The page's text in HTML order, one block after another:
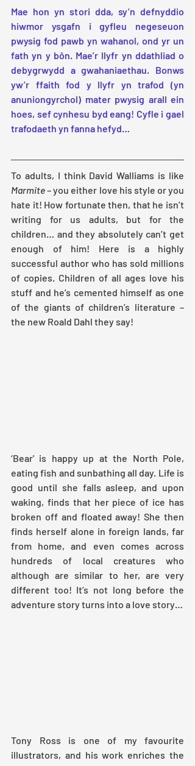
Mae hon yn stori dda, sy’n defnyddio
hiwmor ysgafn i gyfleu negeseuon
pwysig fod pawb yn wahanol, ond yr un
fath yn y bôn. Mae’r llyfr yn ddathliad o
debygrwydd a gwahaniaethau. Bonws
yw’r ffaith fod y llyfr yn trafod (yn
anuniongyrchol) mater pwysig arall ein
hoes, sef cynhesu byd eang! Cyfle i gael
trafodaeth yn fanna hefyd…
Marmite – you either love his style or you
hate it! How fortunate then, that he isn’t
writing for us adults, but for the
children… and they absolutely can’t get
enough of him! Here is a highly
successful author who has sold millions
of copies. Children of all ages love his
stuff and he’s cemented himself as one
of the giants of children’s literature –
the new Roald Dahl they say!
‘Bear' is happy up at the North Pole,
eating fish and sunbathing all day. Life is
good until she falls asleep, and upon
waking, finds that her piece of ice has
broken off and floated away! She then
finds herself alone in foreign lands, far
from home, and even comes across
hundreds of local creatures who
although are similar to her, are very
different too! It’s not long before the
adventure story turns into a love story…
Tony Ross is one of my favourite
illustrators, and his work enriches the